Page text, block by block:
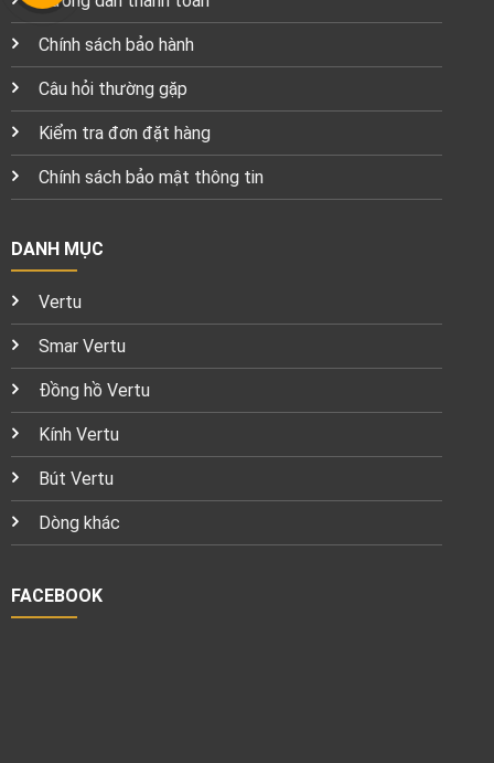
Chính sách bảo hành
Câu hỏi thường gặp
Kiểm tra đơn đặt hàng
Chính sách bảo mật thông tin
DANH MỤC
Vertu
Smar Vertu
Đồng hồ Vertu
Kính Vertu
Bút Vertu
Dòng khác
FACEBOOK